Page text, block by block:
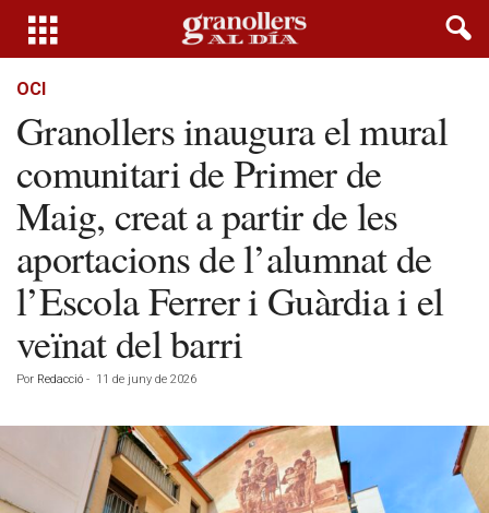
OCI
Granollers inaugura el mural
comunitari de Primer de
Maig, creat a partir de les
aportacions de l’alumnat de
l’Escola Ferrer i Guàrdia i el
veïnat del barri
Por Redacció - 11 de juny de 2026